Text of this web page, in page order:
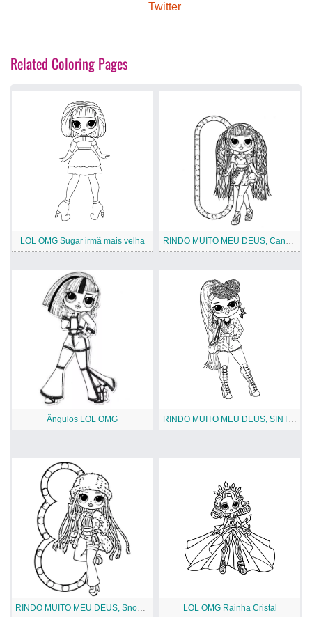
Twitter
Related Coloring Pages
LOL OMG Sugar irmã mais velha RINDO MUITO MEU DEUS, Candylicious
Ângulos LOL OMG RINDO MUITO MEU DEUS, SINTO FALTA DA INDEPENDÊNCIA
RINDO MUITO MEU DEUS, Snowlicious LOL OMG Rainha Cristal